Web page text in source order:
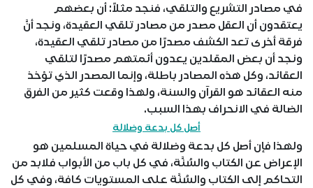
في مصادر التشريع والتلقي، فنجد مثلاً: أن بعضهم
يعتقدون أن العقل مصدر من مصادر تلقي العقيدة، ونجد أنَّ
فرقة أخرى تعد الكشف مصدرًا من مصادر تلقي العقيدة،
ونجد أن بعض المقلدين يعدون أئمتهم مصدرًا لتلقي
العقائد، وكل هذه المصادر باطلة، وإنما المصدر الذي تؤخذ
منه العقائد هو القرآن والسنة، ولهذا وقعت كثير من الفرق
الضالة في الانحراف بهذا السبب.
أصل كل بدعة وضلالة
ولهذا فإن أصل كل بدعة وضلالة في حياة المسلمين هو
الإعراض عن الكتاب والسُنَّة، في كل باب من الأبواب فلابد من
التحاكم إلى الكتاب والسُنَّة على المستويات كافة، وفي كل